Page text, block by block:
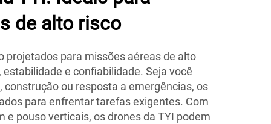
de alto risco
projetados para missões aéreas de alto
e confiabilidade. Seja você
ou resposta a emergências, os
para enfrentar tarefas exigentes. Com
e pouso verticais, os drones da TYI podem